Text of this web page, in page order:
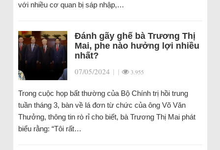
với nhiều cơ quan bị sáp nhập,…
Đánh gãy ghế bà Trương Thị
Mai, phe nào hưởng lợi nhiều
nhất?
07/05/2024 | | 3.955
Trong cuộc họp bất thường của Bộ Chính trị hồi trung
tuần tháng 3, bàn về lá đơn từ chức của ông Võ Văn
Thưởng, thông tin rò rỉ cho biết, bà Trương Thị Mai phát
biểu rằng: “Tôi rất…